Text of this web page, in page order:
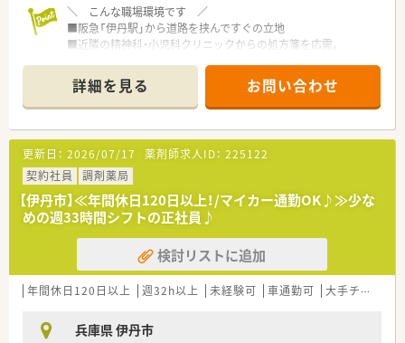
＼ こんな職場環境です ／
■阪急「伊丹駅」から道路を挟んですぐの立地
■近隣の精神科・小児科クリニックからの処方箋を応需。
助け合いの精神でお休みも取り合う風通しのよい店舗。
■薬局内は、待合室から調剤室・休憩室まで
とても広々としており、スタイリッシュなデザインです。
■座り投薬台が設置され、ガラスで仕切られた先の調剤室も
機材など置かれているものの、余裕のある配置で、
人と人との行き交いもスムーズです。
＼ こんな会社です ／
■魅力は何といっても「離職率の低さ」です。
社長のお人柄が大変人気で、「人に喜んでもらうこと」
をモットーに新しい挑戦を続けられる社長様です。
■伊丹・川西・尼崎に5店舗を展開する調剤薬局。
立ち上げ当初から在籍する社員様もおり、
地場に強い薬局ならではの、小回りの利く運営で、
詳細を見る お問い合わせ
更新日： 2026/07/17 薬剤師求人ID： 225122
契約社員
調剤薬局
【伊丹市】≪年間休日120日以上！/マイカー通勤OK♪≫少な
めの週33時間シフトの正社員♪
検討リストに追加
年間休日120日以上 週32h以上 未経験可 車通勤可 大手チェーン以外
兵庫県 伊丹市